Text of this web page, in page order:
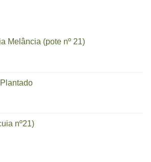
Melância (pote nº 21)
nº21)